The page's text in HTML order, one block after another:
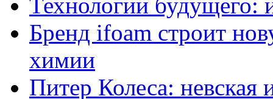
Бренд ifoam строит
химии
Питер Колеса: невская